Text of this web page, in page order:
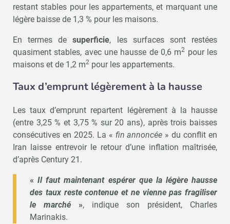
restant stables pour les appartements, et marquant une
légère baisse de 1,3 % pour les maisons.
En termes desuperficie, les surfaces sont restées
quasiment stables, avec une hausse de 0,6 m2 pour les
maisons et de 1,2 m2 pour les appartements.
Taux d’emprunt légèrement à la hausse
Les taux d’emprunt repartent légèrement à la hausse
(entre 3,25 % et 3,75 % sur 20 ans), après trois baisses
consécutives en 2025. La « fin annoncée » du conflit en
Iran laisse entrevoir le retour d’une inflation maîtrisée,
d’après Century 21.
«Il faut maintenant espérer que la légère hausse
des taux reste contenue et ne vienne pas fragiliser
le marché », indique son président, Charles
Marinakis.